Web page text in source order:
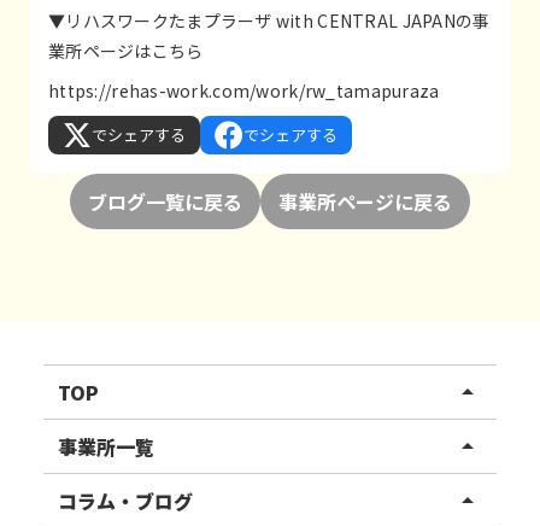
▼リハスワークたまプラーザ with CENTRAL JAPANの事
業所ページはこちら
https://rehas-work.com/work/rw_tamapuraza
でシェアする でシェアする
ブログ一覧に戻る 事業所ページに戻る
TOP arrow_drop_up
リハスワーク
リハスファーム
事業所一覧 arrow_drop_up
関東エリア
コラム・ブログ arrow_drop_up